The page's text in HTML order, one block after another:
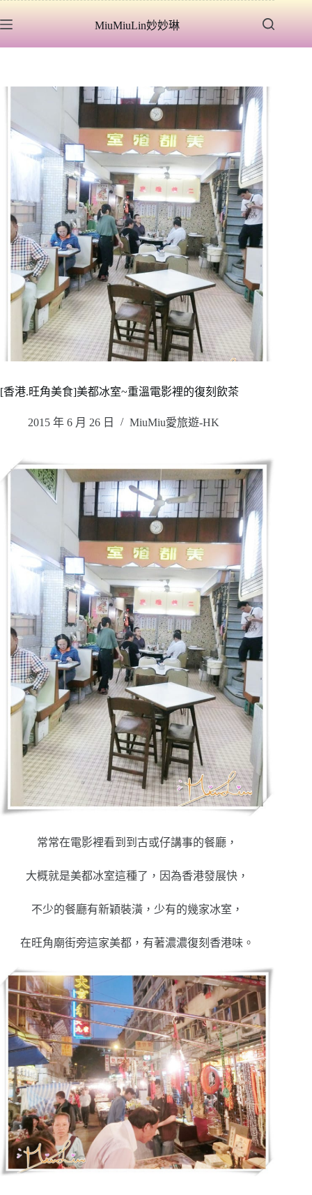
至
MiuMiuLin妙妙琳
[香港.旺角美食]美都冰室~重溫電影裡的復刻飲茶
2015 年 6 月 26 日 MiuMiu愛旅遊-HK
常常在電影裡看到到古或仔講事的餐廳，
大概就是美都冰室這種了，因為香港發展快，
不少的餐廳有新穎裝潢，少有的幾家冰室，
在旺角廟街旁這家美都，有著濃濃復刻香港味 。